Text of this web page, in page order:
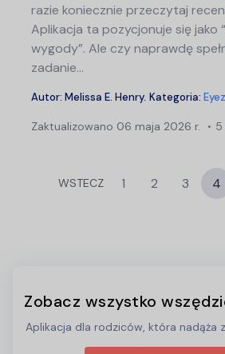
razie koniecznie przeczytaj
Aplikacja ta pozycjonuje się jako
wygody”. Ale czy naprawdę
zadanie…
Autor: Melissa E. Henry. Kategoria:
Zaktualizowano 06 maja 2026 r.
WSTECZ 1 2 3 4
Zobacz wszystko
Aplikacja dla rodziców, która nadąża